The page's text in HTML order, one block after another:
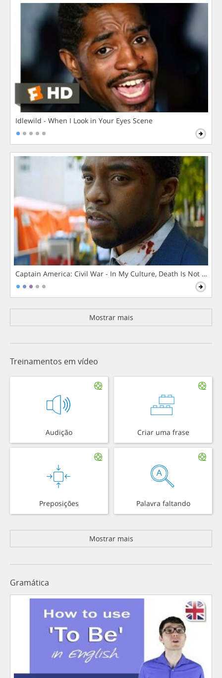
Idlewild - When I Look in Your Eyes Scene
Captain America: Civil War - In My Culture, Death Is Not The
Mostrar mais
Treinamentos em vídeo
Audição Criar uma frase
Preposições Palavra faltando
Mostrar mais
Gramática